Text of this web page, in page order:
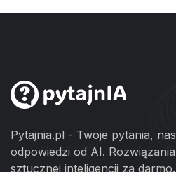
Pytajnia.pl - Twoje pytania,
odpowiedzi od AI.
sztucznej inteligencji za darmo.